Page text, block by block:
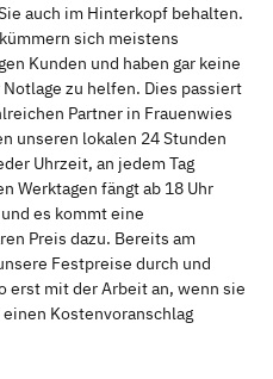
auch im Hinterkopf behalten.
sich meistens
Kunden und haben gar keine
zu helfen. Dies passiert
Partner in Frauenwies
unseren lokalen 24 Stunden
Uhrzeit, an jedem Tag
Werktagen fängt ab 18 Uhr
es kommt eine
Preis dazu. Bereits am
Festpreise durch und
erst mit der Arbeit an, wenn sie
Kostenvoranschlag